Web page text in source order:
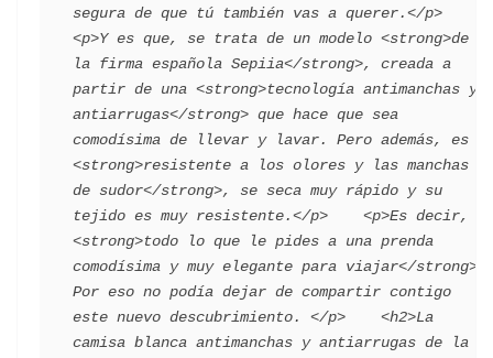
segura de que tú también vas a querer.</p>
<p>Y es que, se trata de un modelo <strong>de
la firma española Sepiia</strong>, creada a
partir de una <strong>tecnología antimanchas y
antiarrugas</strong> que hace que sea
comodísima de llevar y lavar. Pero además, es
<strong>resistente a los olores y las manchas
de sudor</strong>, se seca muy rápido y su
tejido es muy resistente.</p>    <p>Es decir,
<strong>todo lo que le pides a una prenda
comodísima y muy elegante para viajar</strong>.
Por eso no podía dejar de compartir contigo
este nuevo descubrimiento. </p>    <h2>La
camisa blanca antimanchas y antiarrugas de la